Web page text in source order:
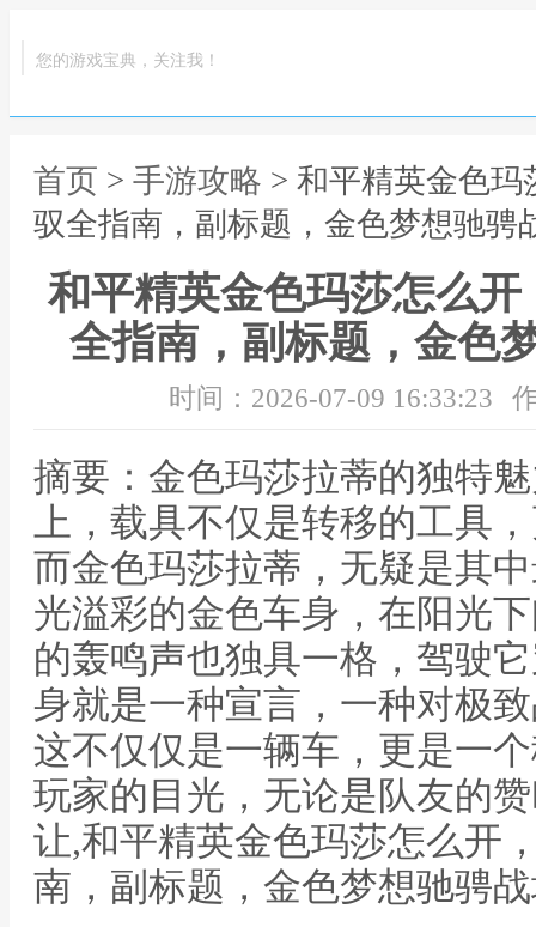
您的游戏宝典，关注我！
首页 > 手游攻略 > 和平精英金色
驭全指南，副标题，金色梦想驰骋
和平精英金色玛莎怎么
全指南，副标题，金色
时间：2026-07-09 16:33:23
摘要：金色玛莎拉蒂的独特
上，载具不仅是转移的工具
而金色玛莎拉蒂，无疑是其
光溢彩的金色车身，在阳光
的轰鸣声也独具一格，驾驶
身就是一种宣言，一种对极
这不仅仅是一辆车，更是一
玩家的目光，无论是队友的
让,和平精英金色玛莎怎么开
南，副标题，金色梦想驰骋